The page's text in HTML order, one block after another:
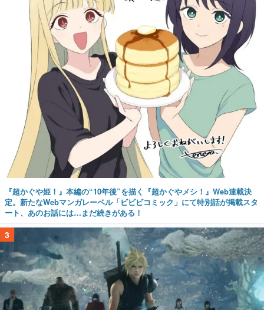
『超かぐや姫！』本編の“10年後”を描く『超かぐやメシ！』Web連載決
定。新たなWebマンガレーベル「ビビビコミック」にて特別話が掲載スタ
ート、あのお話には…まだ続きがある！
3